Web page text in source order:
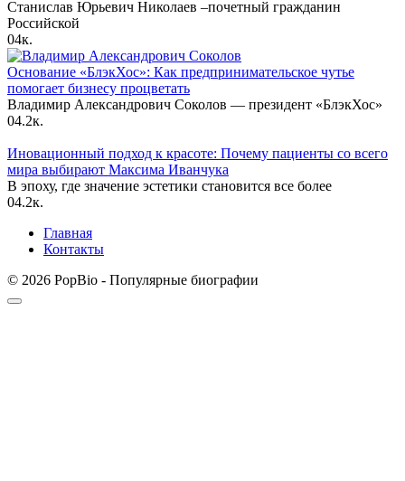
Станислав Юрьевич Николаев –почетный гражданин
Российской
04к.
Основание «БлэкХос»: Как предпринимательское чутье
помогает бизнесу процветать
Владимир Александрович Соколов — президент «БлэкХос»
04.2к.
Иновационный подход к красоте: Почему пациенты со всего
мира выбирают Максима Иванчука
В эпоху, где значение эстетики становится все более
04.2к.
Главная
Контакты
© 2026 PopBio - Популярные биографии